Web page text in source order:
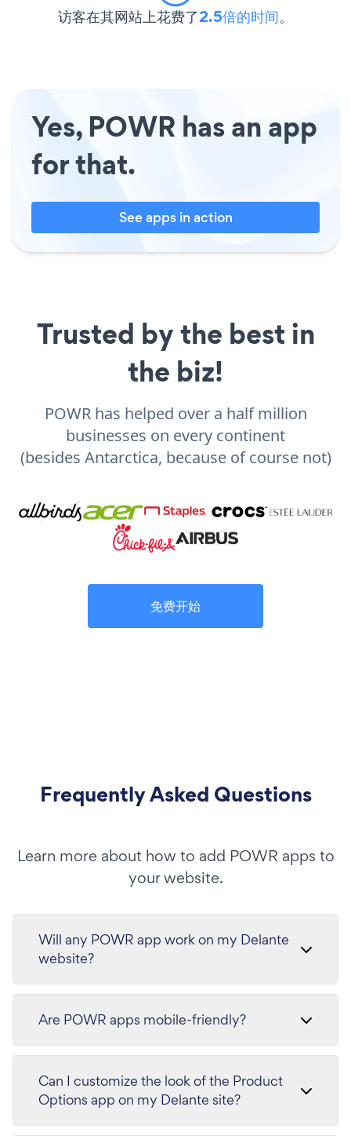
访客在其网站上花费了2.5倍的时间。
Yes, POWR has an app
for that.
See apps in action
Trusted by the best in
the biz!
POWR has helped over a half million
businesses on every continent
(besides Antarctica, because of course not)
免费开始
Frequently Asked Questions
Learn more about how to add POWR apps to
your website.
Will any POWR app work on my Delante
website?
Are POWR apps mobile-friendly?
Can I customize the look of the Product
Options app on my Delante site?